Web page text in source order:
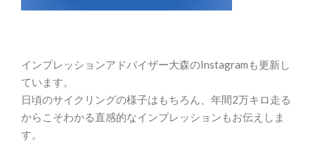
インプレッションアドバイザー大森のInstagramも更新し
ています。
日頃のサイクリングの様子はもちろん、年間2万キロ走る
からこそわかる直感的なインプレッションもお伝えしま
す。